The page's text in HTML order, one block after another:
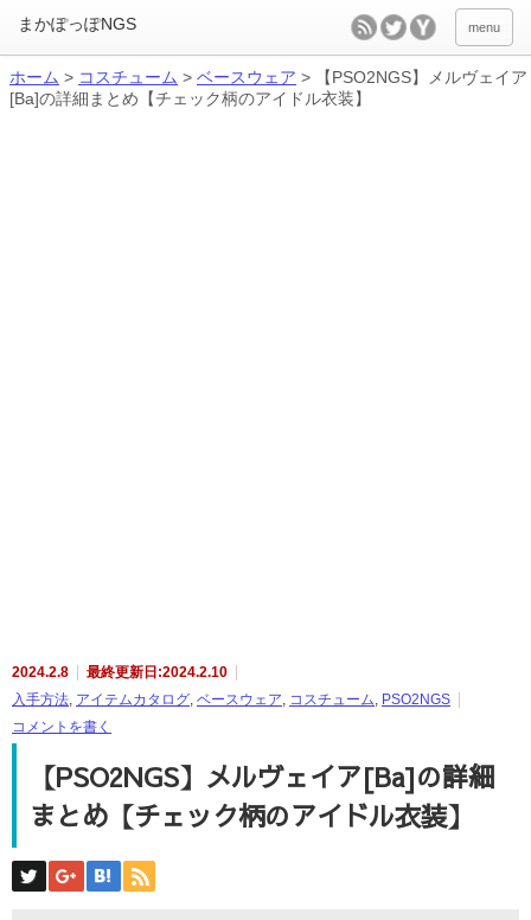
menu
ホーム > コスチューム > ベースウェア >
【PSO2NGS】メルヴェイア
[Ba]の詳細まとめ【チェック柄のアイドル衣装】
2024.2.8
最終更新日:2024.2.10
入手方法, アイテムカタログ, ベースウェア, コスチューム, PSO2NGS
コメントを書く
【PSO2NGS】メルヴェイア[Ba]の詳細
まとめ【チェック柄のアイドル衣装】